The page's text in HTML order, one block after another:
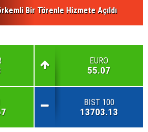
Bir Törenle Hizmete Açıldı
EURO
55.07
BIST 100
13703.13